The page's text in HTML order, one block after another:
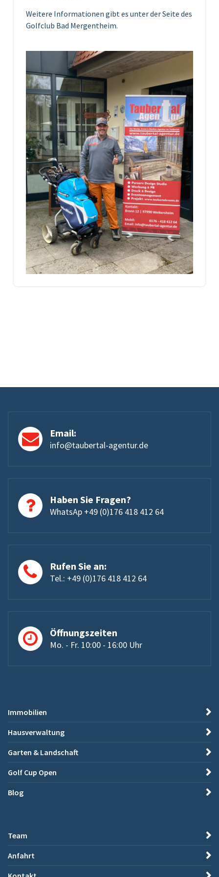
Weitere Informationen gibt es unter der Seite des
Golfclub Bad Mergentheim.
Email:
info@taubertal-agentur.de
Haben Sie Fragen?
WhatsAp +49 (0)176 418 412 64
Rufen Sie an:
Tel.: +49 (0)176 418 412 64
Öffnungszeiten
Mo. - Fr. 10:00 - 16:00 Uhr
Immobilien
Hausverwaltung
Garten & Landschaft
Golf Cup Open
Blog
Team
Anfahrt